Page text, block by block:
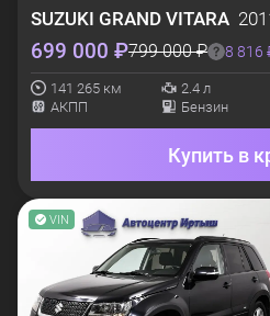
SUZUKI GRAND VITARA
699 000 ₽799 000 ₽ 8 816
141 265 км 2.4 л
АКПП
Бензин
Купить в
VIN